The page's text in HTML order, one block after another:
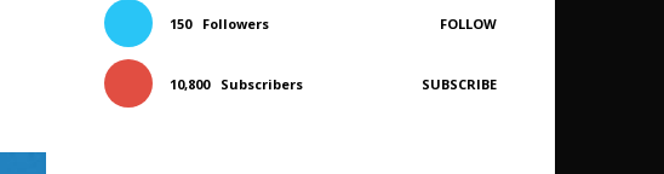
150 Followers FOLLOW
10,800 Subscribers SUBSCRIBE